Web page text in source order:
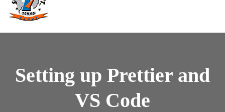
Setting up Prettier and
VS Code